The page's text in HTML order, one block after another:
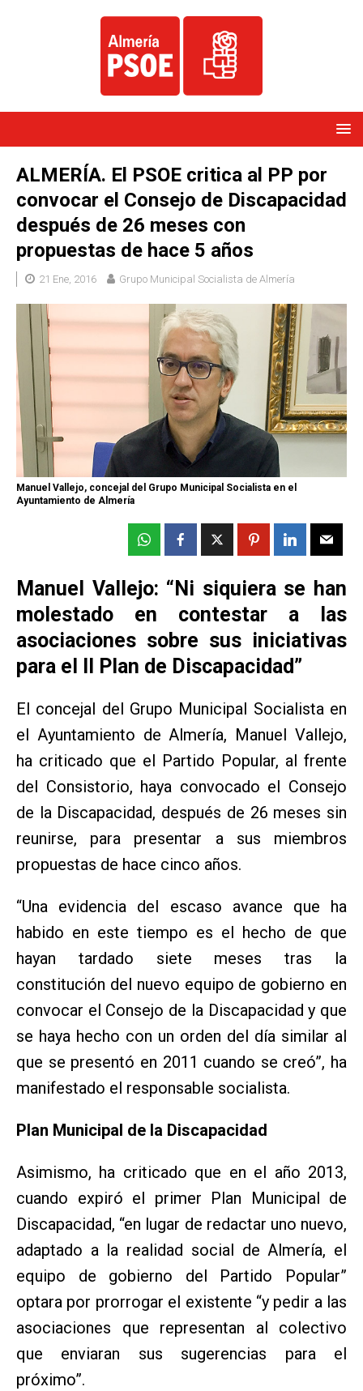
ALMERÍA. El PSOE critica al PP por
convocar el Consejo de Discapacidad
después de 26 meses con
propuestas de hace 5 años
21 Ene, 2016 Grupo Municipal Socialista de Almería
Manuel Vallejo, concejal del Grupo Municipal Socialista en el
Ayuntamiento de Almería
Manuel Vallejo: “Ni siquiera se han
molestado en contestar a las
asociaciones sobre sus iniciativas
para el II Plan de Discapacidad”
El concejal del Grupo Municipal Socialista en
el Ayuntamiento de Almería, Manuel Vallejo,
ha criticado que el Partido Popular, al frente
del Consistorio, haya convocado el Consejo
de la Discapacidad, después de 26 meses sin
reunirse, para presentar a sus miembros
propuestas de hace cinco años.
“Una evidencia del escaso avance que ha
habido en este tiempo es el hecho de que
hayan tardado siete meses tras la
constitución del nuevo equipo de gobierno en
convocar el Consejo de la Discapacidad y que
se haya hecho con un orden del día similar al
que se presentó en 2011 cuando se creó”, ha
manifestado el responsable socialista.
Plan Municipal de la Discapacidad
Asimismo, ha criticado que en el año 2013,
cuando expiró el primer Plan Municipal de
Discapacidad, “en lugar de redactar uno nuevo,
adaptado a la realidad social de Almería, el
equipo de gobierno del Partido Popular”
optara por prorrogar el existente “y pedir a las
asociaciones que representan al colectivo
que enviaran sus sugerencias para el
próximo”.